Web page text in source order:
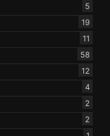
5
19
11
58
12
4
2
2